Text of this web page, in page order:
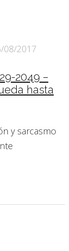
08/2017
2049 –
hasta
y sarcasmo